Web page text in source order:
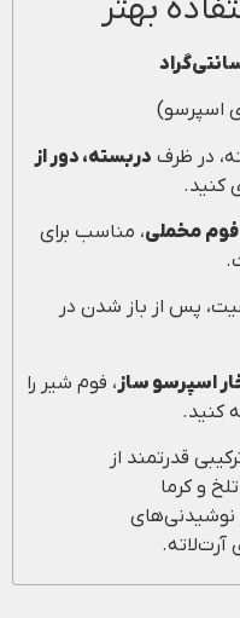
بهتر
اسپرسو)
در ظرف دربسته، دور از
کنید.
فوم مخملی، مناسب برای
پس از باز شدن در
اسپرسو ساز ، فوم شیر را
کنید.